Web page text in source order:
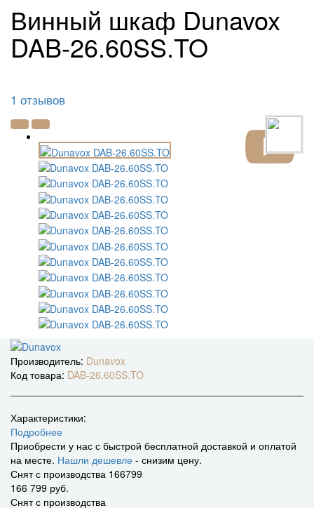
Винный шкаф Dunavox
DAB-26.60SS.TO
1 отзывов
Производитель: Dunavox
Код товара: DAB-26.60SS.TO
Характеристики:
Подробнее
Приобрести у нас с быстрой бесплатной доставкой и оплатой
на месте. Нашли дешевле - снизим цену.
Снят с производства 166799
166 799 руб.
Снят с производства